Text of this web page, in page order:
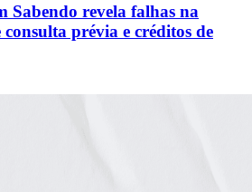
Sabendo revela falhas na
prévia e créditos de